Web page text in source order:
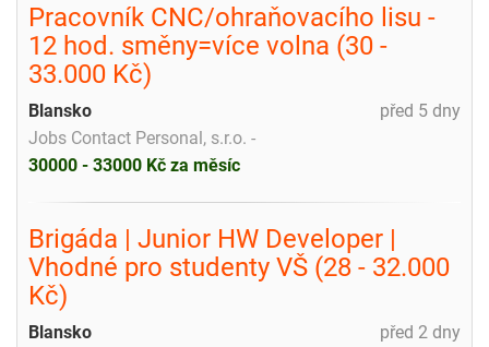
Pracovník CNC/ohraňovacího lisu -
12 hod. směny=více volna (30 -
33.000 Kč)
před 5 dny
Blansko
Jobs Contact Personal, s.r.o. -
30000 - 33000 Kč za měsíc
Brigáda | Junior HW Developer |
Vhodné pro studenty VŠ (28 - 32.000
Kč)
před 2 dny
Blansko